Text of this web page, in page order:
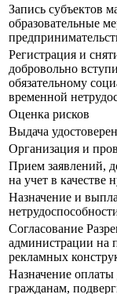
Запись субъектов
образовательные
Регистрация и
добровольно
обязательному
временной
Оценка рисков
Выдача
Организация и
Прием заявлений,
на учет в
Назначение и
Согласование
администрации на
рекламных
Назначение оплаты
гражданам,